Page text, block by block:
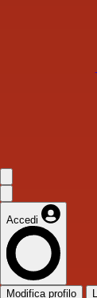
Accedi
Modifica profilo